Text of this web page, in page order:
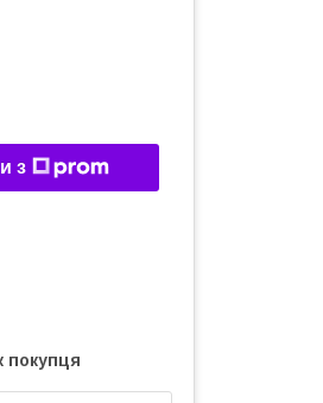
з
покупця